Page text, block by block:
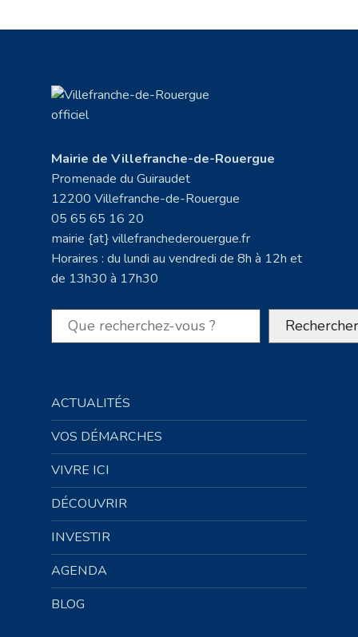
Mairie de Villefranche-de-Rouergue
Promenade du Guiraudet
12200 Villefranche-de-Rouergue
05 65 65 16 20
mairie {at} villefranchederouergue.fr
Horaires : du lundi au vendredi de 8h à 12h et
de 13h30 à 17h30
Rechercher Rechercher
ACTUALITÉS
VOS DÉMARCHES
VIVRE ICI
DÉCOUVRIR
INVESTIR
AGENDA
BLOG